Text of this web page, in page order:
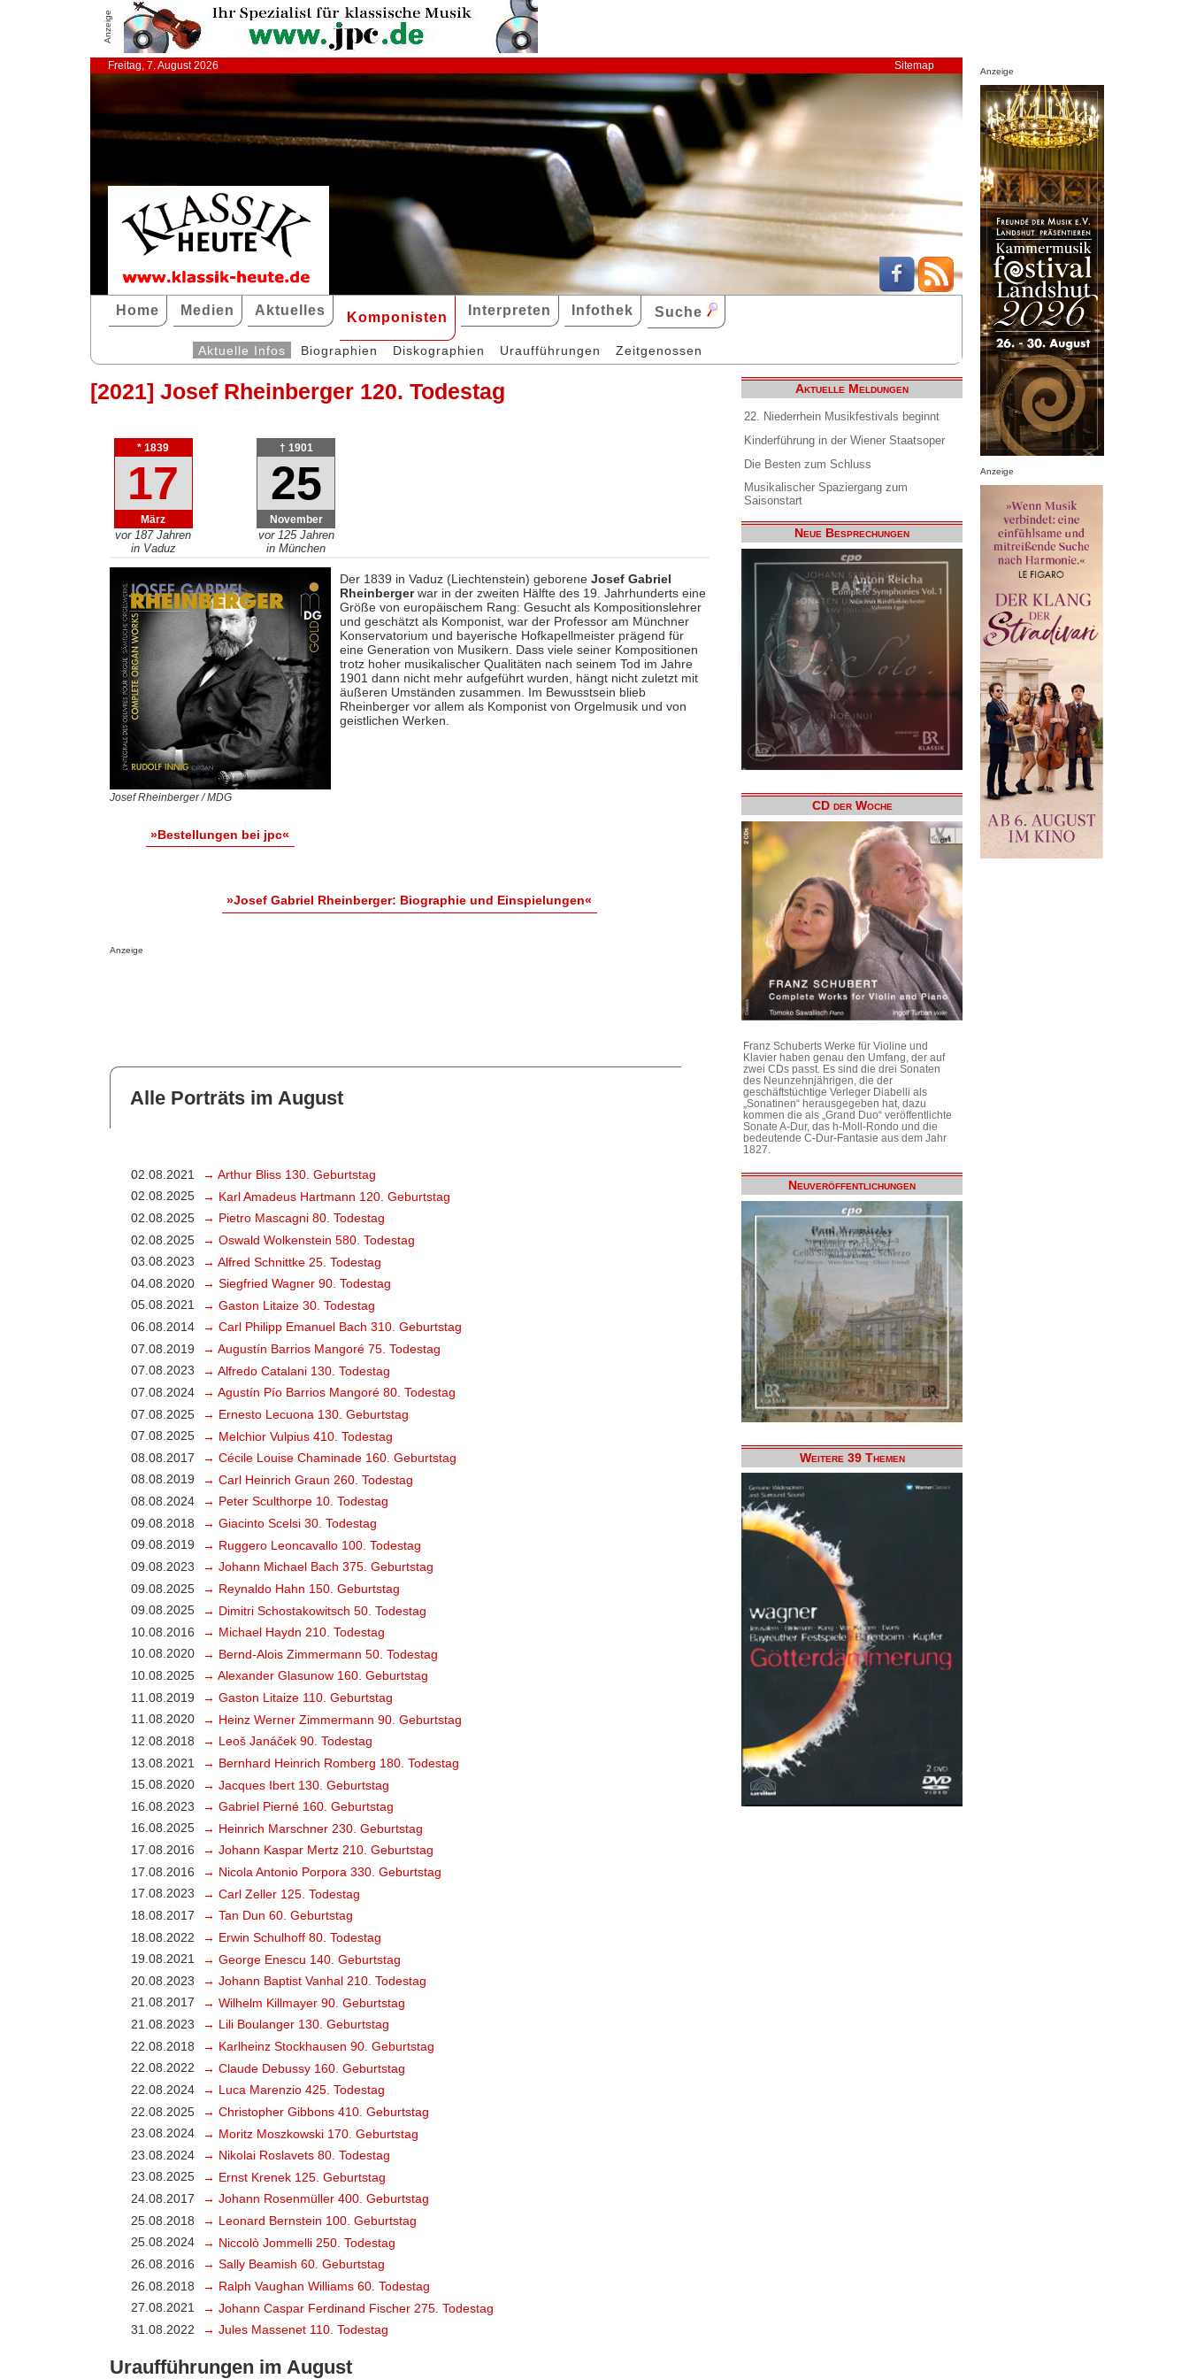
Anzeige
Freitag, 7. August 2026 Sitemap
Home Medien Aktuelles Komponisten Interpreten Infothek Suche
Aktuelle Infos Biographien Diskographien Uraufführungen Zeitgenossen
[2021] Josef Rheinberger 120. Todestag
* 1839
17
März
vor 187 Jahren
in Vaduz
† 1901
25
November
vor 125 Jahren
in München
Josef Rheinberger / MDG
»Bestellungen bei jpc«
Der 1839 in Vaduz (Liechtenstein) geborene Josef Gabriel
Rheinbergerwar in der zweiten Hälfte des 19. Jahrhunderts eine
Größe von europäischem Rang: Gesucht als Kompositionslehrer
und geschätzt als Komponist, war der Professor am Münchner
Konservatorium und bayerische Hofkapellmeister prägend für
eine Generation von Musikern. Dass viele seiner Kompositionen
trotz hoher musikalischer Qualitäten nach seinem Tod im Jahre
1901 dann nicht mehr aufgeführt wurden, hängt nicht zuletzt mit
äußeren Umständen zusammen. Im Bewusstsein blieb
Rheinberger vor allem als Komponist von Orgelmusik und von
geistlichen Werken.
»Josef Gabriel Rheinberger: Biographie und Einspielungen«
Anzeige
Alle Porträts im August
02.08.2021
→ Arthur Bliss 130. Geburtstag
02.08.2025
→ Karl Amadeus Hartmann 120. Geburtstag
02.08.2025
→ Pietro Mascagni 80. Todestag
02.08.2025
→ Oswald Wolkenstein 580. Todestag
03.08.2023
→ Alfred Schnittke 25. Todestag
04.08.2020
→ Siegfried Wagner 90. Todestag
05.08.2021
→ Gaston Litaize 30. Todestag
06.08.2014
→ Carl Philipp Emanuel Bach 310. Geburtstag
07.08.2019
→ Augustín Barrios Mangoré 75. Todestag
07.08.2023
→ Alfredo Catalani 130. Todestag
07.08.2024
→ Agustín Pío Barrios Mangoré 80. Todestag
07.08.2025
→ Ernesto Lecuona 130. Geburtstag
07.08.2025
→ Melchior Vulpius 410. Todestag
08.08.2017
→ Cécile Louise Chaminade 160. Geburtstag
08.08.2019
→ Carl Heinrich Graun 260. Todestag
08.08.2024
→ Peter Sculthorpe 10. Todestag
09.08.2018
→ Giacinto Scelsi 30. Todestag
09.08.2019
→ Ruggero Leoncavallo 100. Todestag
09.08.2023
→ Johann Michael Bach 375. Geburtstag
09.08.2025
→ Reynaldo Hahn 150. Geburtstag
09.08.2025
→ Dimitri Schostakowitsch 50. Todestag
10.08.2016
→ Michael Haydn 210. Todestag
10.08.2020
→ Bernd-Alois Zimmermann 50. Todestag
10.08.2025
→ Alexander Glasunow 160. Geburtstag
11.08.2019
→ Gaston Litaize 110. Geburtstag
11.08.2020
→ Heinz Werner Zimmermann 90. Geburtstag
12.08.2018
→ Leoš Janáček 90. Todestag
13.08.2021
→ Bernhard Heinrich Romberg 180. Todestag
15.08.2020
→ Jacques Ibert 130. Geburtstag
16.08.2023
→ Gabriel Pierné 160. Geburtstag
16.08.2025
→ Heinrich Marschner 230. Geburtstag
17.08.2016
→ Johann Kaspar Mertz 210. Geburtstag
17.08.2016
→ Nicola Antonio Porpora 330. Geburtstag
17.08.2023
→ Carl Zeller 125. Todestag
18.08.2017
→ Tan Dun 60. Geburtstag
18.08.2022
→ Erwin Schulhoff 80. Todestag
19.08.2021
→ George Enescu 140. Geburtstag
20.08.2023
→ Johann Baptist Vanhal 210. Todestag
21.08.2017
→ Wilhelm Killmayer 90. Geburtstag
21.08.2023
→ Lili Boulanger 130. Geburtstag
22.08.2018
→ Karlheinz Stockhausen 90. Geburtstag
22.08.2022
→ Claude Debussy 160. Geburtstag
22.08.2024
→ Luca Marenzio 425. Todestag
22.08.2025
→ Christopher Gibbons 410. Geburtstag
23.08.2024
→ Moritz Moszkowski 170. Geburtstag
23.08.2024
→ Nikolai Roslavets 80. Todestag
23.08.2025
→ Ernst Krenek 125. Geburtstag
24.08.2017
→ Johann Rosenmüller 400. Geburtstag
25.08.2018
→ Leonard Bernstein 100. Geburtstag
25.08.2024
→ Niccolò Jommelli 250. Todestag
26.08.2016
→ Sally Beamish 60. Geburtstag
26.08.2018
→ Ralph Vaughan Williams 60. Todestag
27.08.2021
→ Johann Caspar Ferdinand Fischer 275. Todestag
31.08.2022
→ Jules Massenet 110. Todestag
Uraufführungen im August
Aktuelle Meldungen
22. Niederrhein Musikfestivals beginnt
Kinderführung in der Wiener Staatsoper
Die Besten zum Schluss
Musikalischer Spaziergang zum
Saisonstart
Neue Besprechungen
CD der Woche
Franz Schuberts Werke für Violine und
Klavier haben genau den Umfang, der auf
zwei CDs passt. Es sind die drei Sonaten
des Neunzehnjährigen, die der
geschäftstüchtige Verleger Diabelli als
„Sonatinen“ herausgegeben hat, dazu
kommen die als „Grand Duo“ veröffentlichte
Sonate A-Dur, das h-Moll-Rondo und die
bedeutende C-Dur-Fantasie aus dem Jahr
1827.
Neuveröffentlichungen
Weitere 39 Themen
Anzeige
Anzeige